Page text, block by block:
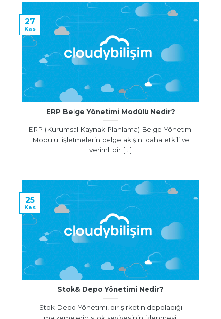
ERP Belge Yönetimi Modülü Nedir?
ERP (Kurumsal Kaynak Planlama) Belge Yönetimi
Modülü, işletmelerin belge akışını daha etkili ve
verimli bir [...]
27
Kas
Stok& Depo Yönetimi Nedir?
Stok Depo Yönetimi, bir şirketin depoladığı
25
Kas